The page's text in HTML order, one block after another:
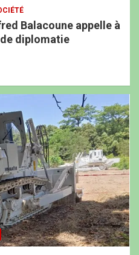
Balacoune appelle à
diplomatie